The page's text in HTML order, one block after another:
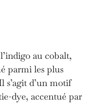
au cobalt,
parmi les plus
s’agit d’un motif
dye, accentué par